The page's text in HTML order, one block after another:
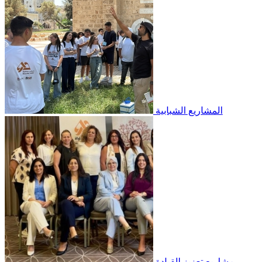
المشاريع الشبابية